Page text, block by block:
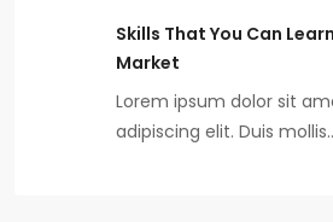
Skills That You Can
Market
Lorem ipsum dolor sit
adipiscing elit. Duis